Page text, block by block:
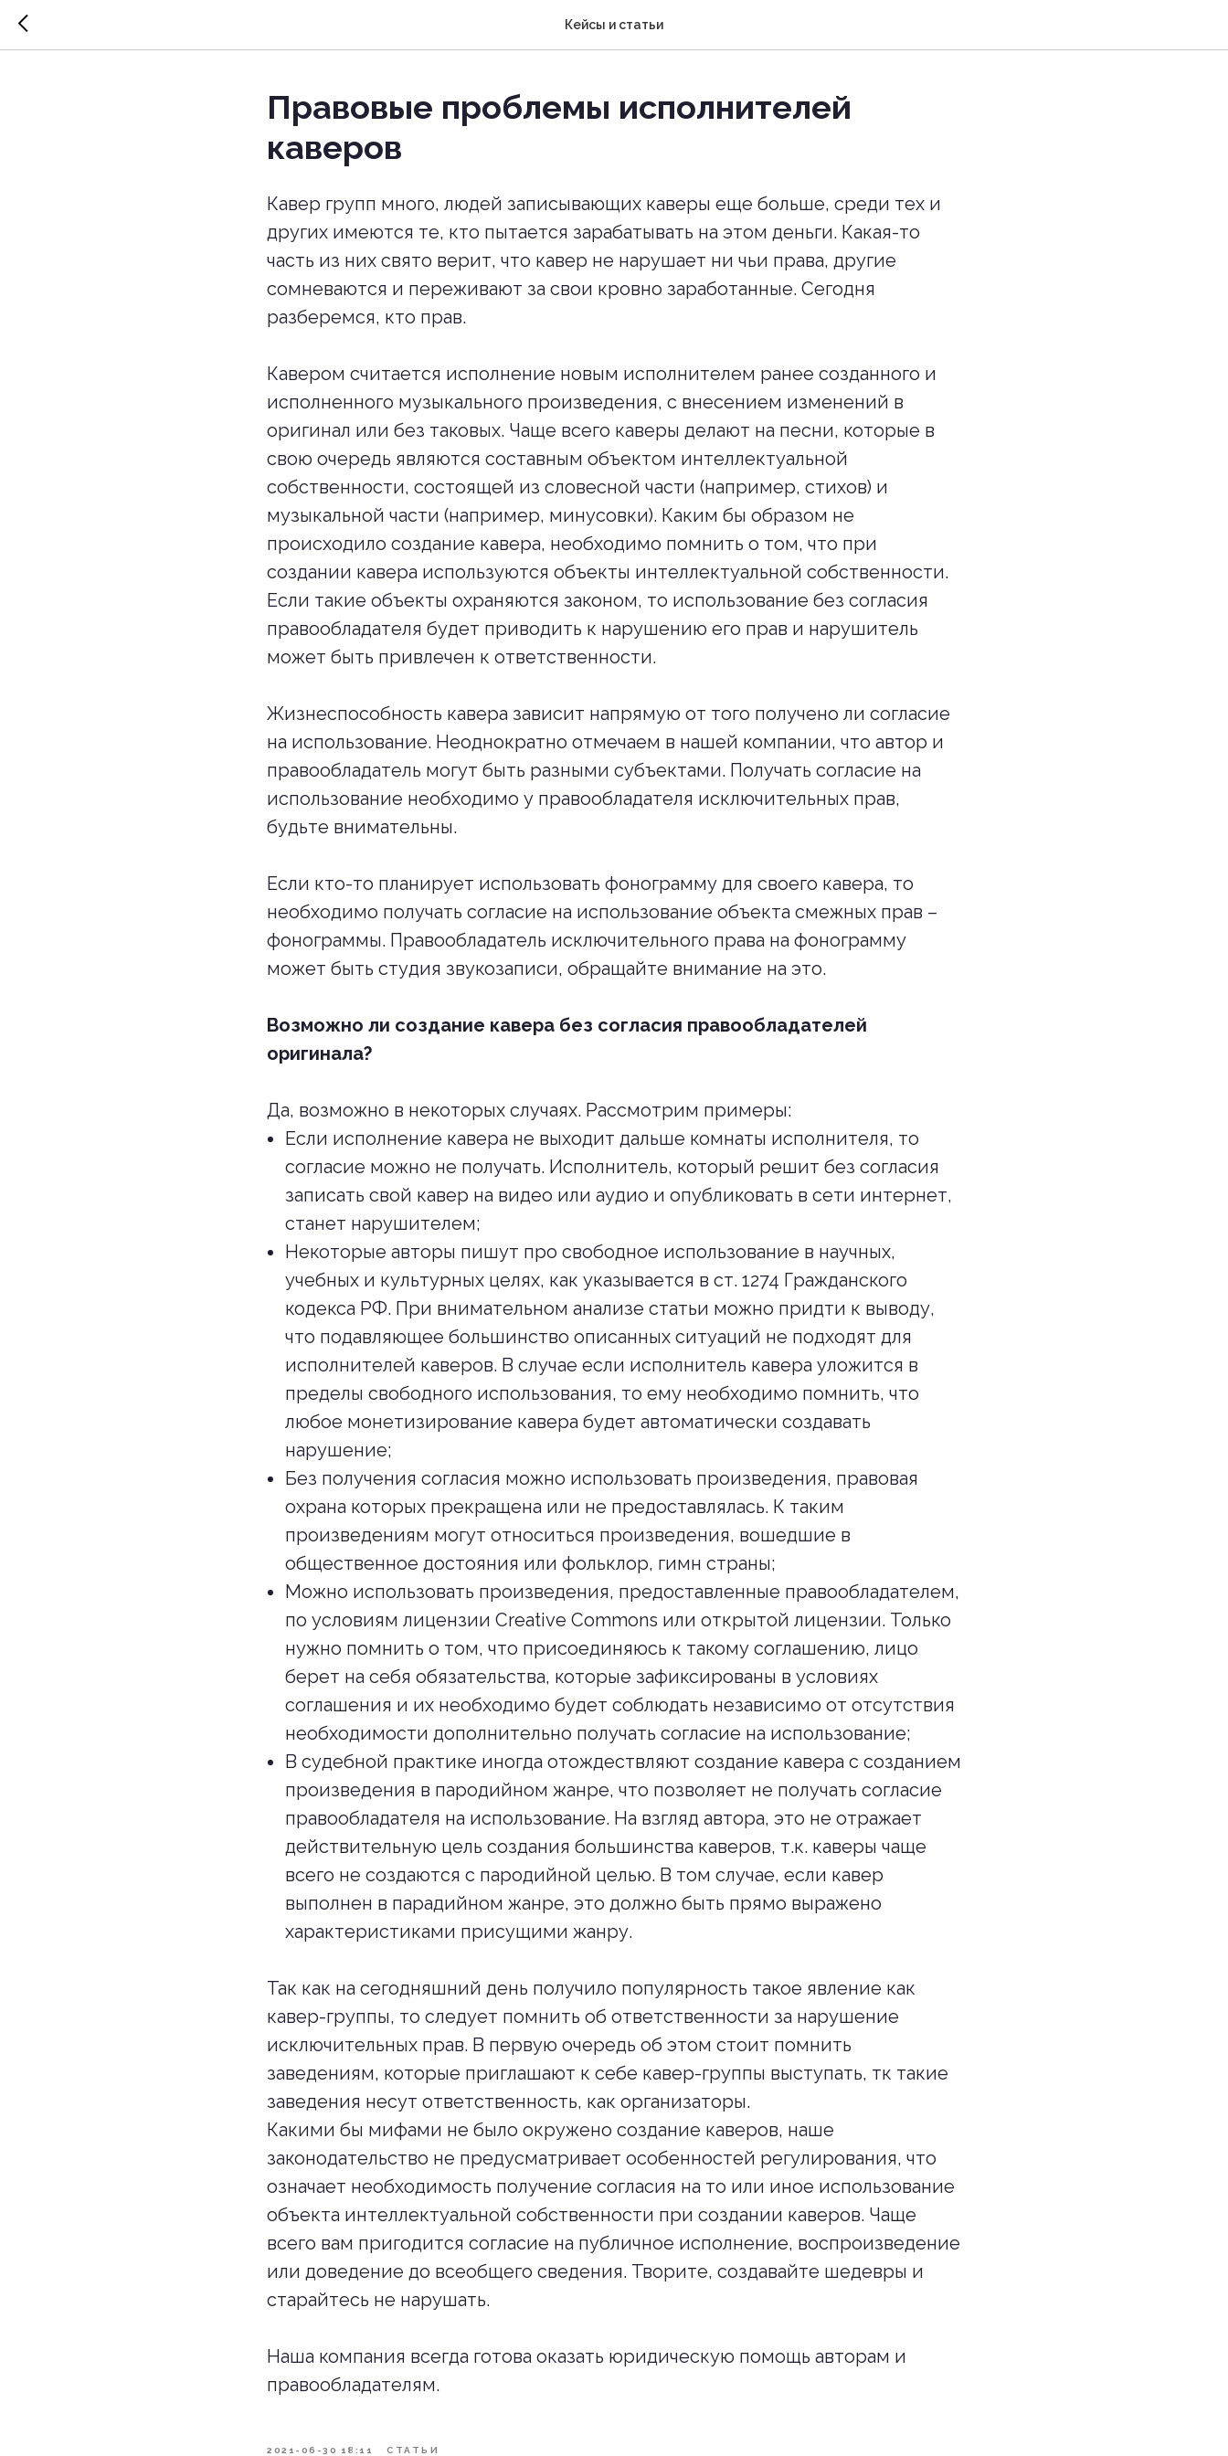
Кейсы и статьи
Правовые проблемы исполнителей
каверов
Кавер групп много, людей записывающих каверы еще больше, среди тех и
других имеются те, кто пытается зарабатывать на этом деньги. Какая-то
часть из них свято верит, что кавер не нарушает ни чьи права, другие
сомневаются и переживают за свои кровно заработанные. Сегодня
разберемся, кто прав.
Кавером считается исполнение новым исполнителем ранее созданного и
исполненного музыкального произведения, с внесением изменений в
оригинал или без таковых. Чаще всего каверы делают на песни, которые в
свою очередь являются составным объектом интеллектуальной
собственности, состоящей из словесной части (например, стихов) и
музыкальной части (например, минусовки). Каким бы образом не
происходило создание кавера, необходимо помнить о том, что при
создании кавера используются объекты интеллектуальной собственности.
Если такие объекты охраняются законом, то использование без согласия
правообладателя будет приводить к нарушению его прав и нарушитель
может быть привлечен к ответственности.
Жизнеспособность кавера зависит напрямую от того получено ли согласие
на использование. Неоднократно отмечаем в нашей компании, что автор и
правообладатель могут быть разными субъектами. Получать согласие на
использование необходимо у правообладателя исключительных прав,
будьте внимательны.
Если кто-то планирует использовать фонограмму для своего кавера, то
необходимо получать согласие на использование объекта смежных прав –
фонограммы. Правообладатель исключительного права на фонограмму
может быть студия звукозаписи, обращайте внимание на это.
Возможно ли создание кавера без согласия правообладателей
оригинала?
Да, возможно в некоторых случаях. Рассмотрим примеры:
Если исполнение кавера не выходит дальше комнаты исполнителя, то
согласие можно не получать. Исполнитель, который решит без согласия
записать свой кавер на видео или аудио и опубликовать в сети интернет,
станет нарушителем;
Некоторые авторы пишут про свободное использование в научных,
учебных и культурных целях, как указывается в ст. 1274 Гражданского
кодекса РФ. При внимательном анализе статьи можно придти к выводу,
что подавляющее большинство описанных ситуаций не подходят для
исполнителей каверов. В случае если исполнитель кавера уложится в
пределы свободного использования, то ему необходимо помнить, что
любое монетизирование кавера будет автоматически создавать
нарушение;
Без получения согласия можно использовать произведения, правовая
охрана которых прекращена или не предоставлялась. К таким
произведениям могут относиться произведения, вошедшие в
общественное достояния или фольклор, гимн страны;
Можно использовать произведения, предоставленные правообладателем,
по условиям лицензии Creative Commons или открытой лицензии. Только
нужно помнить о том, что присоединяюсь к такому соглашению, лицо
берет на себя обязательства, которые зафиксированы в условиях
соглашения и их необходимо будет соблюдать независимо от отсутствия
необходимости дополнительно получать согласие на использование;
В судебной практике иногда отождествляют создание кавера с созданием
произведения в пародийном жанре, что позволяет не получать согласие
правообладателя на использование. На взгляд автора, это не отражает
действительную цель создания большинства каверов, т.к. каверы чаще
всего не создаются с пародийной целью. В том случае, если кавер
выполнен в парадийном жанре, это должно быть прямо выражено
характеристиками присущими жанру.
Так как на сегодняшний день получило популярность такое явление как
кавер-группы, то следует помнить об ответственности за нарушение
исключительных прав. В первую очередь об этом стоит помнить
заведениям, которые приглашают к себе кавер-группы выступать, тк такие
заведения несут ответственность, как организаторы.
Какими бы мифами не было окружено создание каверов, наше
законодательство не предусматривает особенностей регулирования, что
означает необходимость получение согласия на то или иное использование
объекта интеллектуальной собственности при создании каверов. Чаще
всего вам пригодится согласие на публичное исполнение, воспроизведение
или доведение до всеобщего сведения. Творите, создавайте шедевры и
старайтесь не нарушать.
Наша компания всегда готова оказать юридическую помощь авторам и
правообладателям.
2021-06-30 18:11 СТАТЬИ